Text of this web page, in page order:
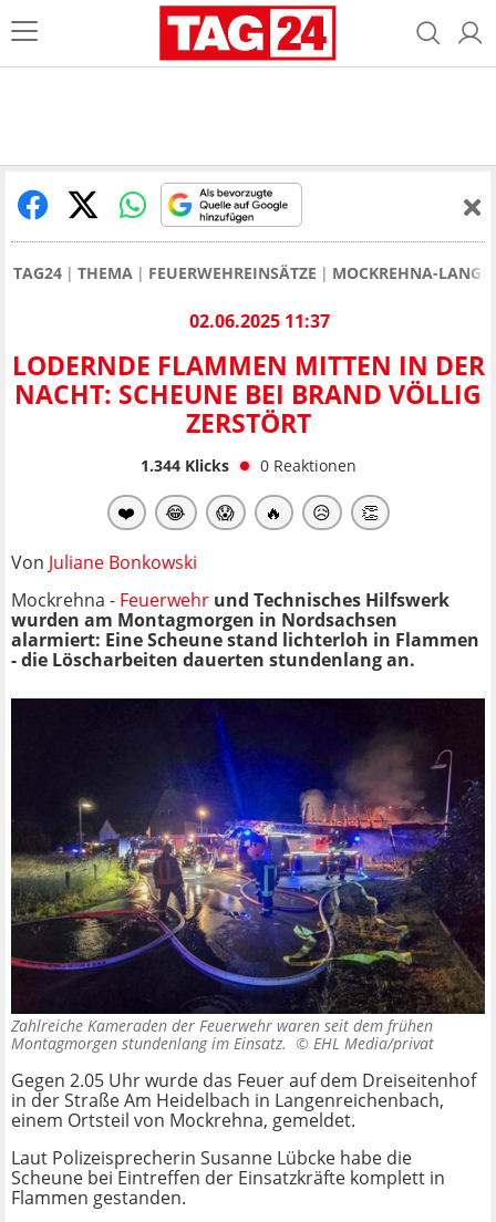
TAG24 THEMA FEUERWEHREINSÄTZE MOCKREHNA-
02.06.2025 11:37
LODERNDE FLAMMEN MITTEN IN DER
NACHT: SCHEUNE BEI BRAND VÖLLIG
ZERSTÖRT
1.344Klicks 0 Reaktionen
❤️ 😂 😱 🔥 😥 👏
Von Juliane Bonkowski
Mockrehna - Feuerwehr und Technisches Hilfswerk
wurden am Montagmorgen in Nordsachsen
alarmiert: Eine Scheune stand lichterloh in Flammen
- die Löscharbeiten dauerten stundenlang an.
Zahlreiche Kameraden der Feuerwehr waren seit dem frühen
Montagmorgen stundenlang im Einsatz. © EHL Media/privat
Gegen 2.05 Uhr wurde das Feuer auf dem Dreiseitenhof
in der Straße Am Heidelbach in Langenreichenbach,
einem Ortsteil von Mockrehna, gemeldet.
Laut Polizeisprecherin Susanne Lübcke habe die
Scheune bei Eintreffen der Einsatzkräfte komplett in
Flammen gestanden.